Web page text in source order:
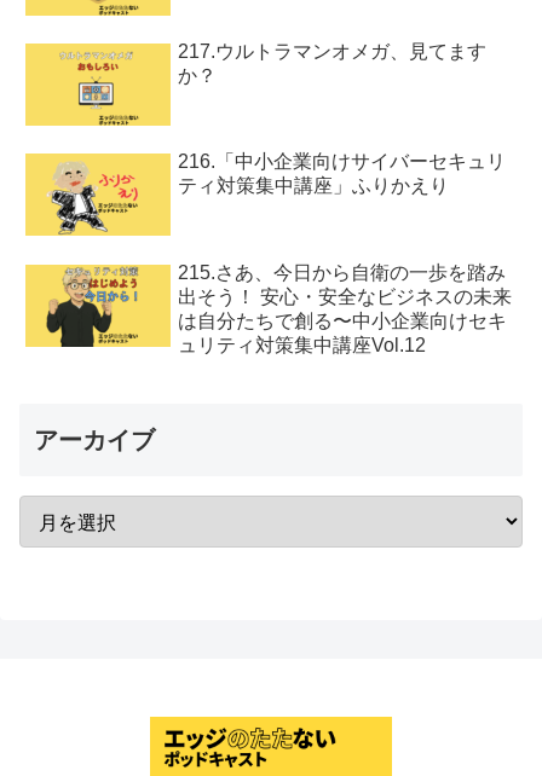
217.ウルトラマンオメガ、見てます
か？
216.「中小企業向けサイバーセキュリ
ティ対策集中講座」ふりかえり
215.さあ、今日から自衛の一歩を踏み
出そう！ 安心・安全なビジネスの未来
は自分たちで創る〜中小企業向けセキ
ュリティ対策集中講座Vol.12
アーカイブ